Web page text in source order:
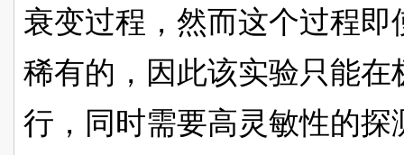
衰变过程，然而这个过程
稀有的，因此该实验只能
行，同时需要高灵敏性的